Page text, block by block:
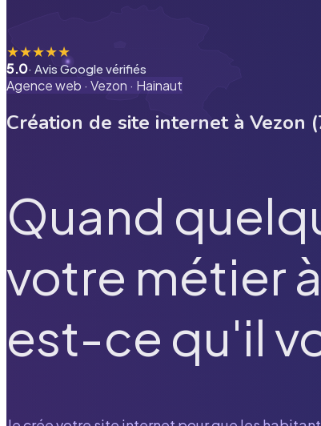
★★★★★
5.0· Avis Google vérifiés
Agence web · Vezon · Hainaut
Création de site internet à Vezon (
Quand
votre métier à
est-ce qu'il